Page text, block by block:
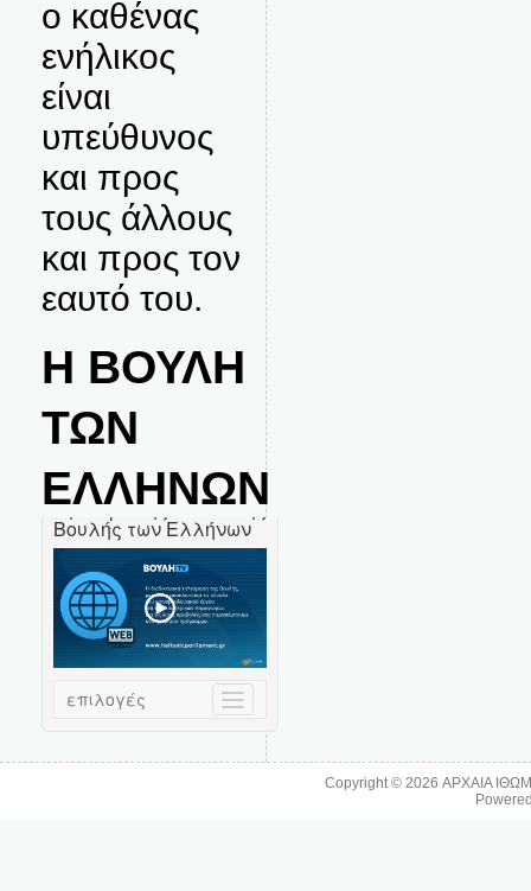
ο καθένας
ενήλικος
είναι
υπεύθυνος
και προς
τους άλλους
και προς τον
εαυτό του.
Η ΒΟΥΛΗ
ΤΩΝ
ΕΛΛΗΝΩΝ
Copyright © 2026ΑΡΧΑΙΑ